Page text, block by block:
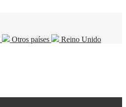
Otros países
Reino Unido